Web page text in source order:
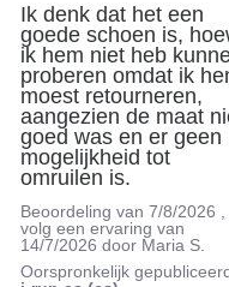
Ik denk dat het een
goede schoen is,
ik hem niet heb
proberen omdat ik
moest retourneren,
aangezien de maat
goed was en er geen
mogelijkheid tot
omruilen is.
Beoordeling van7/8/2026
volg een ervaring van
14/7/2026 door Maria S.
Oorspronkelijk